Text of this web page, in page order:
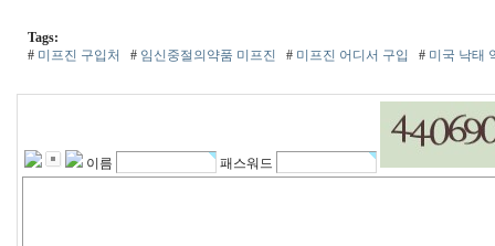
Tags:
# 미프진 구입처 # 임신중절의약품 미프진 # 미프진 어디서 구입 # 미국 낙태
이름 패스워드